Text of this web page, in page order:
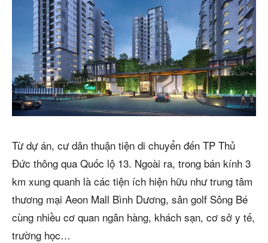
Từ dự án, cư dân thuận tiện di chuyển đến TP Thủ
Đức thông qua Quốc lộ 13. Ngoài ra, trong bán kính 3
km xung quanh là các tiện ích hiện hữu như trung tâm
thương mại Aeon Mall Bình Dương, sân golf Sông Bé
cùng nhiều cơ quan ngân hàng, khách sạn, cơ sở y tế,
trường học…